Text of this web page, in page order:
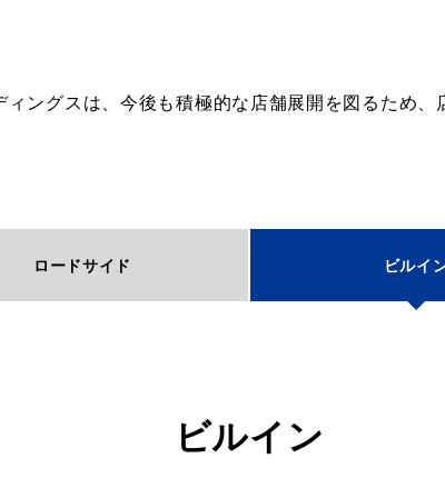
ングスは、今後も積極的な店舗展開を図るため、
ロードサイド ビルイ
ビルイン